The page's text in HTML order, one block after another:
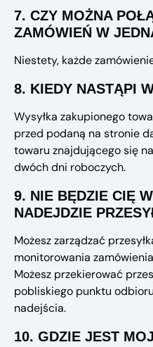
7. CZY MOŻNA
ZAMÓWIEŃ W
Niestety, każde
8. KIEDY NASTĄPI
Wysyłka zakupionego
przed podaną na stronie
towaru znajdującego się
dwóch dni roboczych.
9. NIE BĘDZIE CIĘ
NADEJDZIE
Możesz zarządzać
monitorowania
Możesz przekierować
pobliskiego punktu
nadejścia.
10. GDZIE JEST